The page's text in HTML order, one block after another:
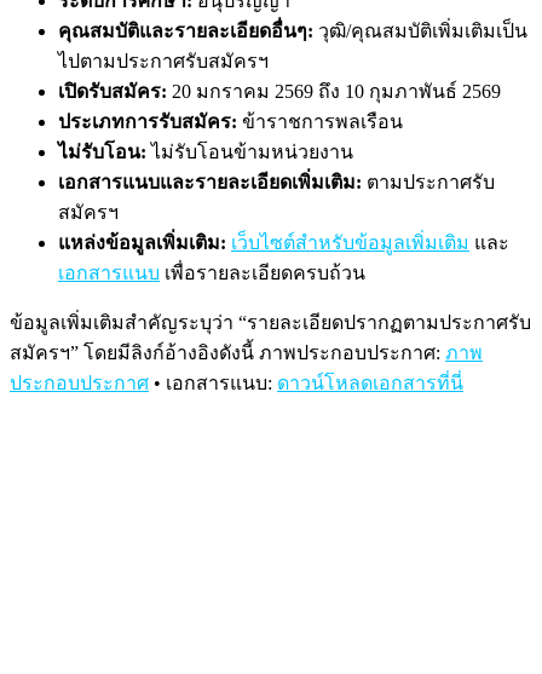
คุณสมบัติและรายละเอียดอื่นๆ: วุฒิ/คุณสมบัติเพิ่มเติมเป็น
ไปตามประกาศรับสมัครฯ
เปิดรับสมัคร: 20 มกราคม 2569 ถึง 10 กุมภาพันธ์ 2569
ประเภทการรับสมัคร: ข้าราชการพลเรือน
ไม่รับโอน: ไม่รับโอนข้ามหน่วยงาน
เอกสารแนบและรายละเอียดเพิ่มเติม: ตามประกาศรับ
สมัครฯ
แหล่งข้อมูลเพิ่มเติม: เว็บไซต์สำหรับข้อมูลเพิ่มเติม และ
เอกสารแนบ เพื่อรายละเอียดครบถ้วน
ข้อมูลเพิ่มเติมสำคัญระบุว่า “รายละเอียดปรากฏตามประกาศรับ
สมัครฯ” โดยมีลิงก์อ้างอิงดังนี้ ภาพประกอบประกาศ: ภาพ
ประกอบประกาศ • เอกสารแนบ: ดาวน์โหลดเอกสารที่นี่